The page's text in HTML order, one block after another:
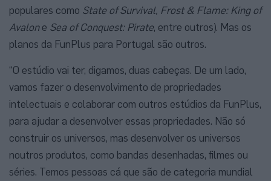
populares como State of Survival, Frost & Flame: King of
Avalone Sea of ​​Conquest: Pirate, entre outros). Mas os
planos da FunPlus para Portugal são outros.
“O estúdio vai ter, digamos, duas cabeças. De um lado,
vamos fazer o desenvolvimento de propriedades
intelectuais e colaborar com outros estúdios da FunPlus,
para ajudar a desenvolver essas propriedades. Não só
construir os universos, mas desenvolver os universos
noutros produtos, como bandas desenhadas, filmes ou
séries. Temos pessoas cá que são de categoria mundial